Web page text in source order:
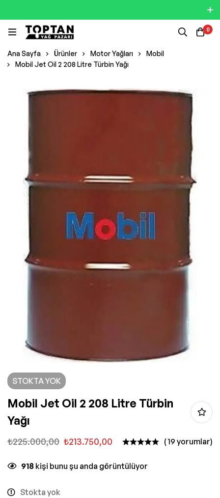
0
Ana Sayfa Ürünler Motor Yağları
Mobil
Mobil Jet Oil 2 208 Litre Türbin Yağı
STOKTA YOK
Mobil Jet Oil 2 208 Litre Türbin
Yağı
₺225.000,00 ₺213.750,00 ( 19 yorumlar)
918 kişi bunu şu anda görüntülüyor
Stokta yok